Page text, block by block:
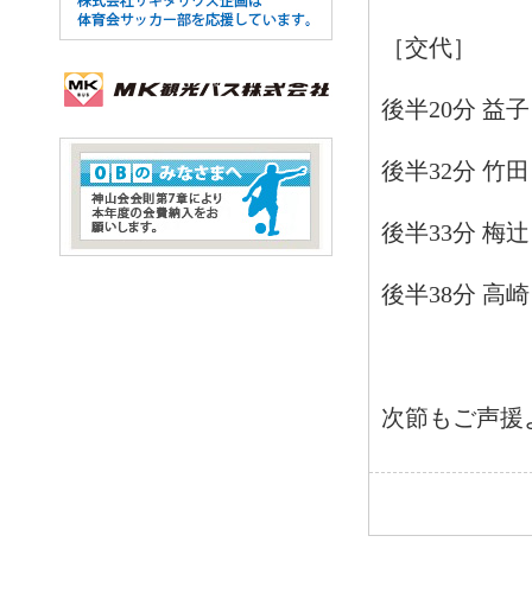
［交代］
後半20分 益
後半32分 竹
後半33分 梅
後半38分 高
次節もご声